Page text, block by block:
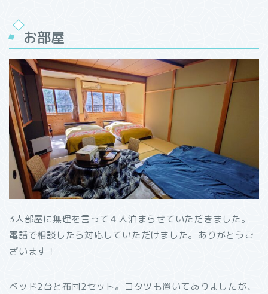
お部屋
3人部屋に無理を言って４人泊まらせていただきました。
電話で相談したら対応していただけました。ありがとうご
ざいます！
ベッド2台と布団2セット。コタツも置いてありましたが、